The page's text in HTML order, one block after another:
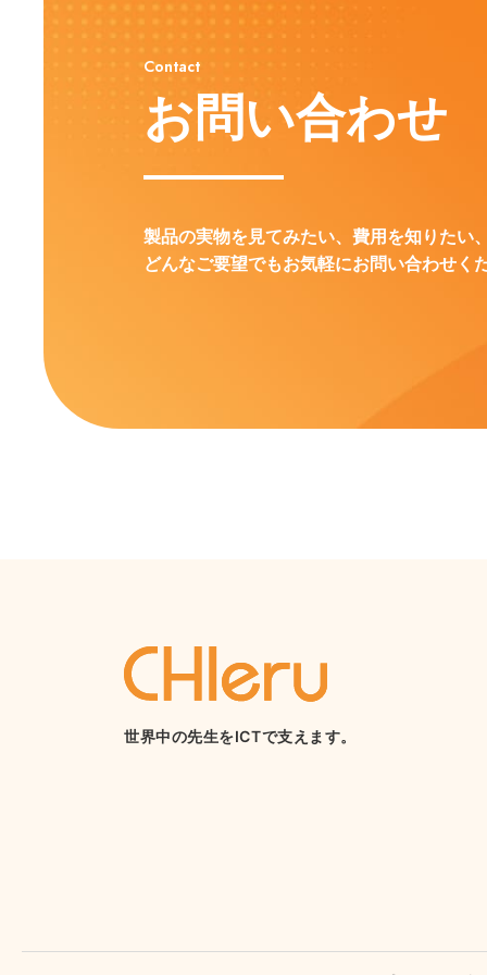
Contact
お問い合わせ
製品の実物を見てみたい、費用を知りたい
どんなご要望でもお気軽にお問い合わせく
世界中の先生をICTで支えます。